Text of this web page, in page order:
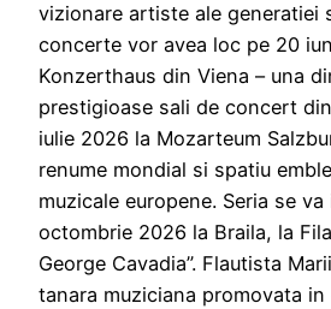
vizionare artiste ale generatiei
concerte vor avea loc pe 20
Konzerthaus din Viena – una
prestigioase sali de concert
iulie 2026 la Mozarteum
renume mondial si spatiu
muzicale europene. Seria se
octombrie 2026 la Braila, la
George Cavadia”. Flautista
tanara muziciana promovata